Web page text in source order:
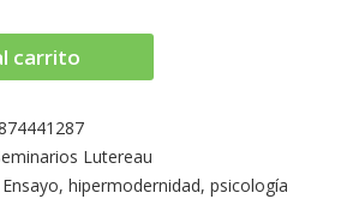
carrito
Lutereau
Ensayo, hipermodernidad, psicología